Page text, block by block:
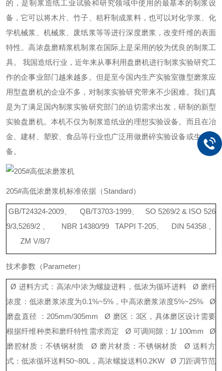
的，是制浆造纸工业试验和研究领域中使用的最基本的制浆设
备，它可以将木片、竹子、秸秆制成浆料，也可以对化学浆、化
学机械浆、机械浆、废纸浆等等进行深度磨浆，改变纤维的表面
特性。高浓盘磨精浆机制浆在国际上是采用的较为优良的制浆工
具。
我国造纸行业，近年来从事利用盘磨机进行制浆实验研究工
作的企事业部门越来越多。但是至今国内生产实验室微型磨浆应
用型盘磨机的企业不多，对制浆实验研究带来不少困难。我们真
是为了满足国内制浆实验研究部门的迫切需求出发，研制的新型
实验盘磨机。本机不仅为制浆造纸业的理想实验设备。而且在冶
金、建材、塑胶、食品等行业也广泛用做磨碎实验设备或生产设
备。
205#高低浓磨浆机标准依据 （Standard）
GB/T24324-2009 QB/T3703-1999、
SO 5269/2 & ISO 526
9/3,5269/2
NBR 14380/99 TAPPI T-205 DIN 54358
ZM V/8/7
技术参数 （Parameter）
Ø 进料方式：高浓/中浓为螺旋进料，低浓为循环进料 Ø 磨纤
浓度：低浓磨浆浓度为0.1%~5%，中高浓磨浆浓度5%~25% Ø
磨盘直径 ： 205mm/305mm Ø 磨区 ： 3区，具体磨区设计需要
根据纤维种类和磨纤特性需求而定 Ø 可调间隙 ： 1/ 100mm Ø
磨腔材质：不锈钢材质 Ø 磨片材质：不锈钢材质 Ø 送料方
式：低浓循环送料50~80L ，高浓螺旋送料0.2KWØ 刀距调节范